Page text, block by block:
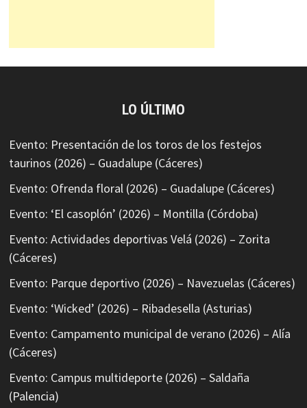
LO ÚLTIMO
Evento: Presentación de los toros de los festejos
taurinos (2026) – Guadalupe (Cáceres)
Evento: Ofrenda floral (2026) – Guadalupe (Cáceres)
Evento: ‘El casoplón’ (2026) – Montilla (Córdoba)
Evento: Actividades deportivas Velá (2026) – Zorita
(Cáceres)
Evento: Parque deportivo (2026) – Navezuelas (Cáceres)
Evento: ‘Wicked’ (2026) – Ribadesella (Asturias)
Evento: Campamento municipal de verano (2026) – Alía
(Cáceres)
Evento: Campus multideporte (2026) – Saldaña
(Palencia)